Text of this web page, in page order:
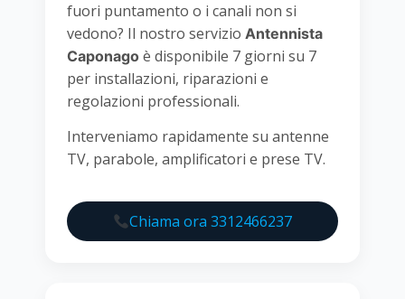
fuori puntamento o i canali non si
vedono? Il nostro servizio Antennista
Caponago è disponibile 7 giorni su 7
per installazioni, riparazioni e
regolazioni professionali.
Interveniamo rapidamente su antenne
TV, parabole, amplificatori e prese TV.
Chiama ora 3312466237